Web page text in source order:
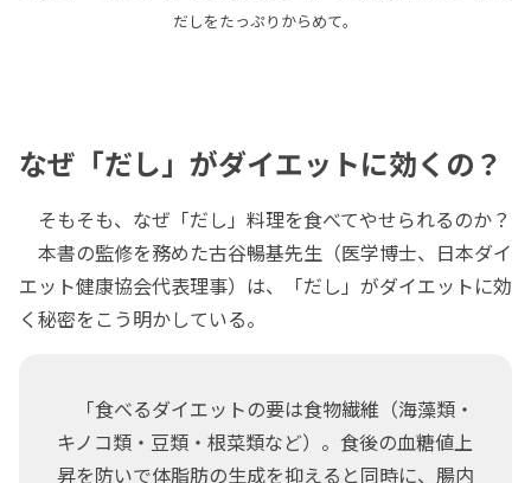
だしをたっぷりからめて。
なぜ「だし」がダイエットに効くの？
そもそも、なぜ「だし」料理を食べてやせられるのか？
本書の監修を務めた古谷暢基先生（医学博士、日本ダイ
エット健康協会代表理事）は、「だし」がダイエットに効
く秘密をこう明かしている。
「食べるダイエットの要は食物繊維（海藻類・
キノコ類・豆類・根菜類など）。食後の血糖値上
昇を防いで体脂肪の生成を抑えると同時に、腸内